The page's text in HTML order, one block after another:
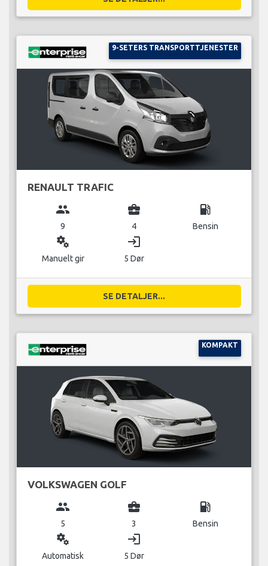
9-SETERS TRANSPORTTJENESTER
RENAULT TRAFIC
group
9
business_center
4
local_gas_station
Bensin
miscellaneous_services
Manuelt gir
login
5 Dør
SE DETALJER...
KOMPAKT
VOLKSWAGEN GOLF
group
5
business_center
3
local_gas_station
Bensin
miscellaneous_services
Automatisk
login
5 Dør